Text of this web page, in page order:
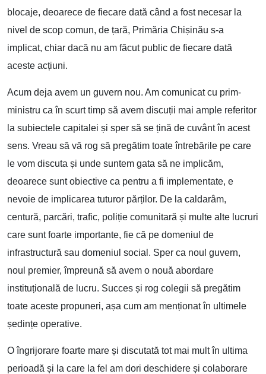
blocaje, deoarece de fiecare dată când a fost necesar la
nivel de scop comun, de țară, Primăria Chișinău s-a
implicat, chiar dacă nu am făcut public de fiecare dată
aceste acțiuni.
Acum deja avem un guvern nou. Am comunicat cu prim-
ministru ca în scurt timp să avem discuții mai ample referitor
la subiectele capitalei și sper să se țină de cuvânt în acest
sens. Vreau să vă rog să pregătim toate întrebările pe care
le vom discuta și unde suntem gata să ne implicăm,
deoarece sunt obiective ca pentru a fi implementate, e
nevoie de implicarea tuturor părților. De la caldarâm,
centură, parcări, trafic, poliție comunitară și multe alte lucruri
care sunt foarte importante, fie că pe domeniul de
infrastructură sau domeniul social. Sper ca noul guvern,
noul premier, împreună să avem o nouă abordare
instituțională de lucru. Succes și rog colegii să pregătim
toate aceste propuneri, așa cum am menționat în ultimele
ședințe operative.
O îngrijorare foarte mare și discutată tot mai mult în ultima
perioadă și la care la fel am dori deschidere și colaborare